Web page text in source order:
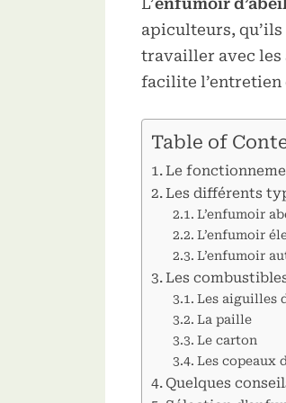
L’enfumoir
apiculteurs,
travailler avec les
facilite l’entretien
Table of
Le
Les différents
L’enfumoir
L’enfumoir
L’enfumoir
Les
Les aiguilles
La paille
Le carton
Les copeaux
Quelques